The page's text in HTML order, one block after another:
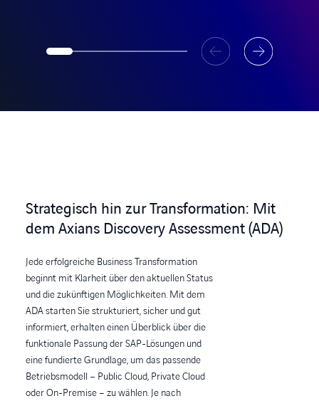
Strategisch hin zur Transformation: Mit
dem Axians Discovery Assessment (ADA)
Jede erfolgreiche Business Transformation
beginnt mit Klarheit über den aktuellen Status
und die zukünftigen Möglichkeiten. Mit dem
ADA starten Sie strukturiert, sicher und gut
informiert, erhalten einen Überblick über die
funktionale Passung der SAP-Lösungen und
eine fundierte Grundlage, um das passende
Betriebsmodell – Public Cloud, Private Cloud
oder On-Premise – zu wählen. Je nach